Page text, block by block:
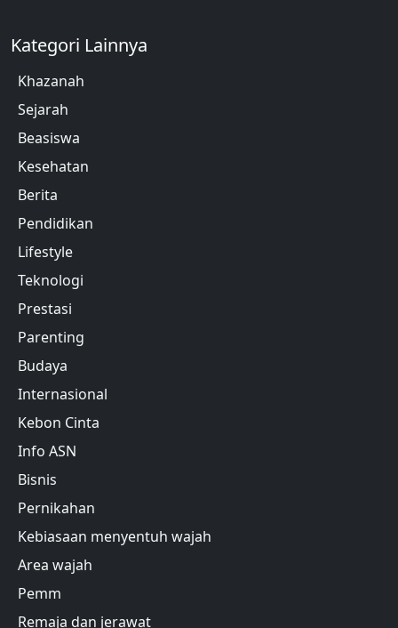
Kategori Lainnya
Khazanah
Sejarah
Beasiswa
Kesehatan
Berita
Pendidikan
Lifestyle
Teknologi
Prestasi
Parenting
Budaya
Internasional
Kebon Cinta
Info ASN
Bisnis
Pernikahan
Kebiasaan menyentuh wajah
Area wajah
Pemm
Remaja dan jerawat